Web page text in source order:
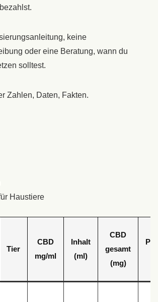
keine
oder eine Beratung, wann du
solltest.
Zahlen, Daten, Fakten.
Haustiere
Tier
CBD
mg/ml
Inhalt
(ml)
CBD
gesamt
(mg)